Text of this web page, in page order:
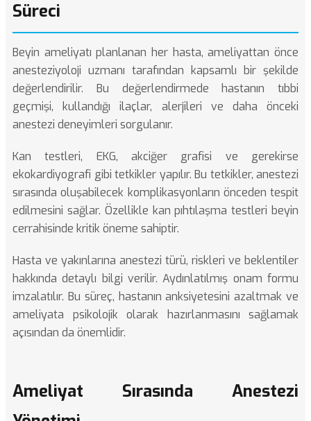
Süreci
Beyin ameliyatı planlanan her hasta, ameliyattan önce
anesteziyoloji uzmanı tarafından kapsamlı bir şekilde
değerlendirilir. Bu değerlendirmede hastanın tıbbi
geçmişi, kullandığı ilaçlar, alerjileri ve daha önceki
anestezi deneyimleri sorgulanır.
Kan testleri, EKG, akciğer grafisi ve gerekirse
ekokardiyografi gibi tetkikler yapılır. Bu tetkikler, anestezi
sırasında oluşabilecek komplikasyonların önceden tespit
edilmesini sağlar. Özellikle kan pıhtılaşma testleri beyin
cerrahisinde kritik öneme sahiptir.
Hasta ve yakınlarına anestezi türü, riskleri ve beklentiler
hakkında detaylı bilgi verilir. Aydınlatılmış onam formu
imzalatılır. Bu süreç, hastanın anksiyetesini azaltmak ve
ameliyata psikolojik olarak hazırlanmasını sağlamak
açısından da önemlidir.
Ameliyat Sırasında Anestezi